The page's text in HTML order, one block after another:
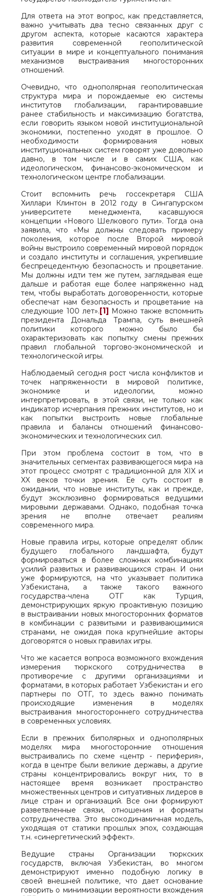
Для ответа на этот вопрос, как представляется,
важно учитывать два тесно связанных друг с
другом аспекта, которые касаются характера
развития современной геополитической
ситуации в мире и концептуального понимания
механизмов выстраивания многосторонних
отношений.
Очевидно, что однополярная геополитическая
структура мира и порождаемые ею системы
институтов глобализации, гарантировавшие
ранее стабильность и максимизацию богатства,
если говорить языком новой институциональной
экономики, постепенно уходят в прошлое. О
необходимости формирования новых
институциональных систем говорят уже довольно
давно, в том числе и в самих США, как
идеологическом, финансово-экономическом и
технологическом центре глобализации.
Стоит вспомнить речь госсекретаря США
Хиллари Клинтон в 2012 году в Сингапурском
университете менеджмента, касавшуюся
концепции «Нового Шелкового пути». Тогда она
заявила, что «Мы должны следовать примеру
поколения, которое после Второй мировой
войны выстроило современный мировой порядок
и создало институты и соглашения, укрепившие
беспрецедентную безопасность и процветание.
Мы должны идти тем же путем, заглядывая еще
дальше и работая еще более напряженно над
тем, чтобы выработать договоренности, которые
обеспечат нам безопасность и процветание на
следующие 100 лет». [1]
Можно также вспомнить
президента Дональда Трампа, суть внешней
политики которого можно было бы
охарактеризовать как попытку смены прежних
правил глобальной торгово-экономической и
технологической игры.
Наблюдаемый сегодня рост числа конфликтов и
точек напряженности в мировой политике,
экономике и идеологии, можно
интерпретировать, в этой связи, не только как
индикатор исчерпания прежних институтов, но и
как попытки выстроить новые глобальные
правила и балансы отношений финансово-
экономических и технологических сил.
При этом проблема состоит в том, что в
значительных сегментах развивающегося мира на
этот процесс смотрят с традиционной для XIX и
XX веков точки зрения. Ее суть состоит в
ожидании, что новые институты, как и прежде,
будут эксклюзивно формироваться ведущими
мировыми державами. Однако, подобная точка
зрения не вполне отвечает реалиям
современного мира.
Новые правила игры, которые определят облик
будущего глобального ландшафта, будут
формироваться в более сложных комбинациях
усилий развитых и развивающихся стран. И они
уже формируются, на что указывает политика
Узбекистана, а также такого важного
государства-члена ОТГ как Турция,
демонстрирующих яркую проактивную позицию
в выстраивании новых многосторонних форматов
в комбинации с развитыми и развивающимися
странами, не ожидая пока крупнейшие акторы
договорятся о новых правилах игры.
Что же касается вопроса возможного вхождения
измерения тюркского сотрудничества в
противоречие с другими организациями и
форматами, в которых работает Узбекистан и его
партнеры по ОТГ, то здесь важно понимать
происходящие изменения в моделях
выстраивания многостороннего сотрудничества
в современных условиях.
Если в прежних биполярных и однополярных
моделях мира многосторонние отношения
выстраивались по схеме «центр - периферия»,
когда в центре были великие державы, а другие
страны концентрировались вокруг них, то в
настоящее время возникает пространство
множественных центров и ситуативных лидеров в
лице стран и организаций. Все они формируют
разветвленные связи, отношения и форматы
сотрудничества. Это высокодинамичная модель,
уходящая от статики прошлых эпох, создающая
т.н. «синергетический эффект».
Ведущие страны Организации тюркских
государств, включая Узбекистан, во многом
демонстрируют именно подобную логику в
своей внешней политике, что дает основание
говорить о минимизации вероятности вхождения